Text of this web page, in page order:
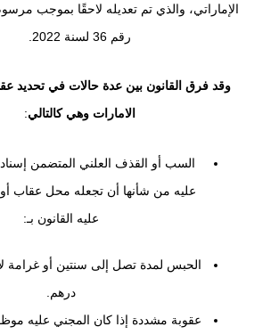
الإماراتي، والذي تم تعديله لاحقًا بموجب
رقم 36 لسنة 2022.
وقد فرق القانون بين عدة حالات في تحديد
الامارات وهي كالتالي:
السب أو القذف العلني المتضمن
عليه من شأنها أن تجعله محل عقاب أو
عليه القانون بـ:
درهم.
عقوبة مشددة إذا كان المجني عليه